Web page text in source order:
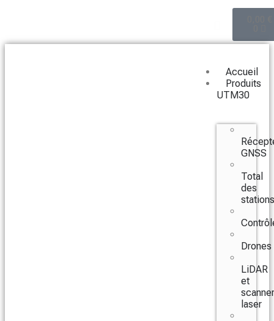
Accueil
Produits
UTM30
GNSS
Total
des
stations
Drones
LiDAR
et
scanner
laser